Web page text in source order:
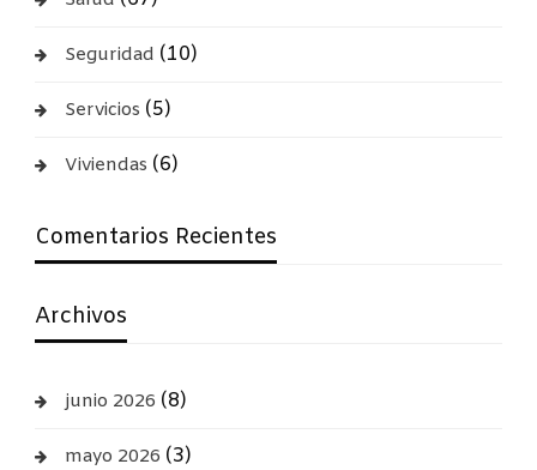
Seguridad (10)
Servicios (5)
Viviendas (6)
Comentarios Recientes
Archivos
junio 2026 (8)
mayo 2026 (3)